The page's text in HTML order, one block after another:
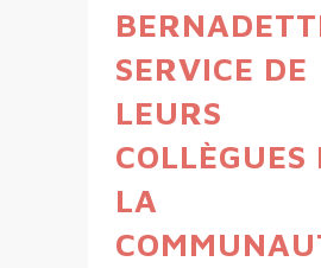
SERVICE DE
LEURS
COLLÈGUES
LA